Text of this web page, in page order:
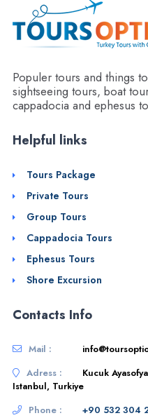
Populer tours and things
sightseeing tours, boat
cappadocia and ephesus
Helpful links
Tours Package
Private Tours
Group Tours
Cappadocia Tours
Ephesus Tours
Shore Excursion
Contacts Info
Mail :
Adress :
Kucuk
Istanbul, Turkiye
Phone :
+90 532 304